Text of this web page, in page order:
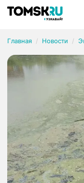
Главная Новости